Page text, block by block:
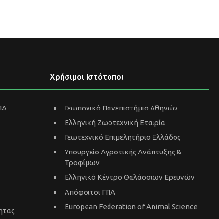
Χρήσιμοι Ιστότοποι
Γεωπονικό Πανεπιστήμιο Αθηνών
Ελληνική Ζωοτεχνική Εταιρία
Γεωτεχνικό Επιμελητήριο Ελλάδος
Υπουργείο Αγροτικής Ανάπτυξης &
Τροφίμων
Ελληνικό Κέντρο Θαλάσσιων Ερευνών
Απόφοιτοι ΓΠΑ
European Federation of Animal Science